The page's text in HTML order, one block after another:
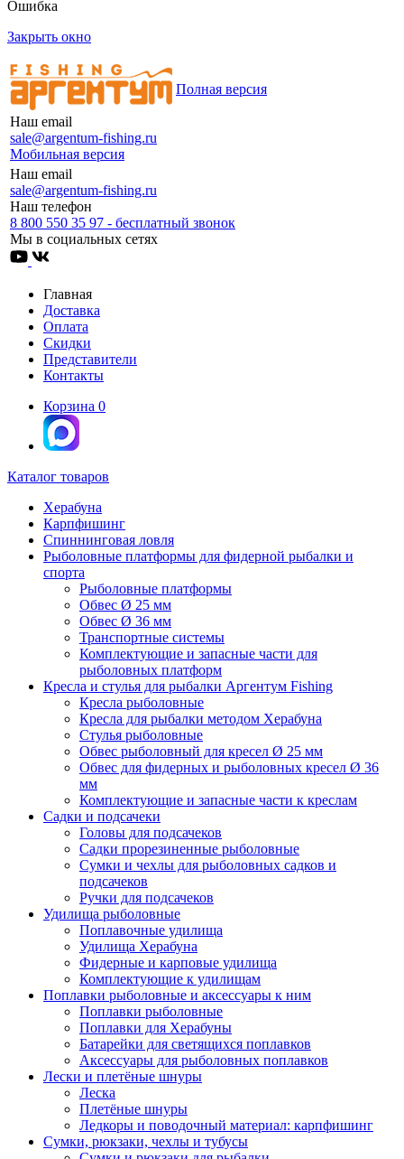
Ошибка
Закрыть окно
Наш email
sale@argentum-fishing.ru
Мобильная версия
Полная версия
Наш email
sale@argentum-fishing.ru
Наш телефон
8 800 550 35 97 - бесплатный звонок
Мы в социальных сетях
Главная
Доставка
Оплата
Скидки
Представители
Контакты
Корзина 0
Каталог товаров
Херабуна
Карпфишинг
Спиннинговая ловля
Рыболовные платформы для фидерной рыбалки и
спорта
Рыболовные платформы
Обвес Ø 25 мм
Обвес Ø 36 мм
Транспортные системы
Комплектующие и запасные части для
рыболовных платформ
Кресла и стулья для рыбалки Аргентум Fishing
Кресла рыболовные
Кресла для рыбалки методом Херабуна
Стулья рыболовные
Обвес рыболовный для кресел Ø 25 мм
Обвес для фидерных и рыболовных кресел Ø 36
мм
Комплектующие и запасные части к креслам
Садки и подсачеки
Головы для подсачеков
Садки прорезиненные рыболовные
Сумки и чехлы для рыболовных садков и
подсачеков
Ручки для подсачеков
Удилища рыболовные
Поплавочные удилища
Удилища Херабуна
Фидерные и карповые удилища
Комплектующие к удилищам
Поплавки рыболовные и аксессуары к ним
Поплавки рыболовные
Поплавки для Херабуны
Батарейки для светящихся поплавков
Аксессуары для рыболовных поплавков
Лески и плетёные шнуры
Леска
Плетёные шнуры
Ледкоры и поводочный материал: карпфишинг
Сумки, рюкзаки, чехлы и тубусы